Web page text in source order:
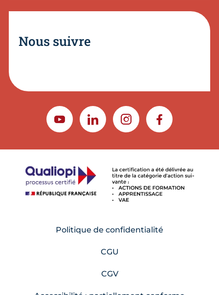
Nous suivre
YOUTUBELINKEDININSTAGRAMFACEBOOK
Politique de confidentialité
CGU
CGV